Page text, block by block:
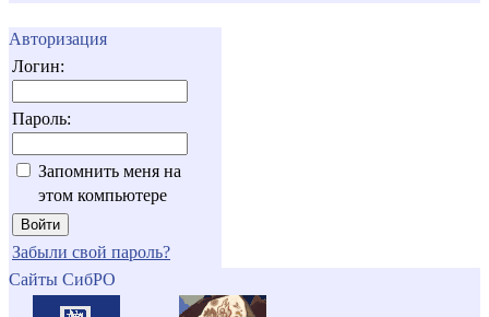
Авторизация
Логин:
Пароль:
Запомнить меня на
этом компьютере
Забыли свой пароль?
Сайты СибРО